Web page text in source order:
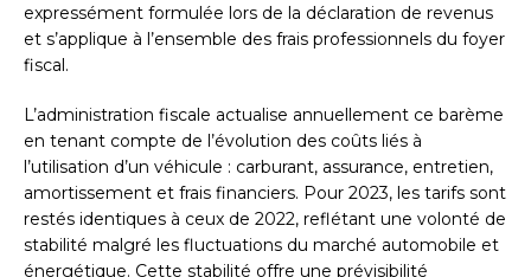
expressément formulée lors de la déclaration de revenus
et s’applique à l’ensemble des frais professionnels du foyer
fiscal.
L’administration fiscale actualise annuellement ce barème
en tenant compte de l’évolution des coûts liés à
l’utilisation d’un véhicule : carburant, assurance, entretien,
amortissement et frais financiers. Pour 2023, les tarifs sont
restés identiques à ceux de 2022, reflétant une volonté de
stabilité malgré les fluctuations du marché automobile et
énergétique. Cette stabilité offre une prévisibilité